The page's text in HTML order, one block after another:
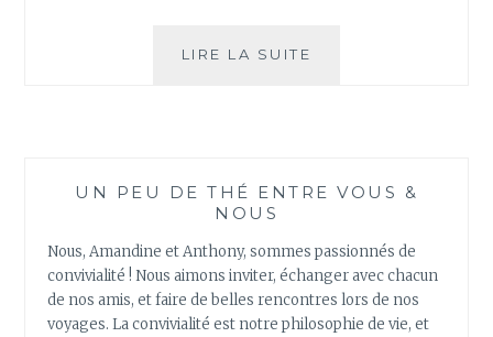
LIRE LA SUITE
VERT
VOTRE
SANTÉ
UN PEU DE THÉ ENTRE VOUS &
NOUS
Nous, Amandine et Anthony, sommes passionnés de
convivialité ! Nous aimons inviter, échanger avec chacun
de nos amis, et faire de belles rencontres lors de nos
voyages. La convivialité est notre philosophie de vie, et